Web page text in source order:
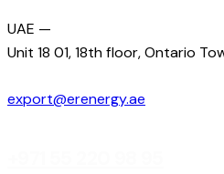
UAE —
Unit 18 01, 18th floor, Ontario
export@erenergy.ae